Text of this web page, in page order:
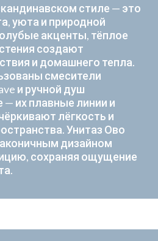
стиле — это
уюта и природной
акценты, тёплое
создают
и домашнего тепла.
смесители
и ручной душ
— их плавные линии и
лёгкость и
Унитаз Ово
дизайном
сохраняя ощущение